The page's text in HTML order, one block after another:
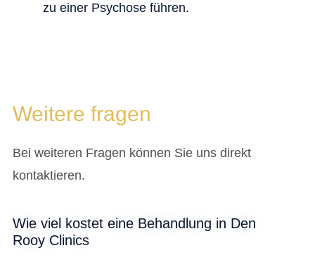
zu einer Psychose führen.
Weitere fragen
Bei weiteren Fragen können Sie uns direkt
kontaktieren.
Wie viel kostet eine Behandlung in Den
Rooy Clinics